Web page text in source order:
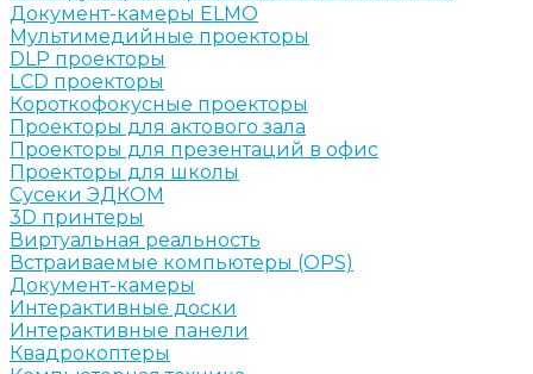
Документ-камеры ELMO
Мультимедийные проекторы
DLP проекторы
LCD проекторы
Короткофокусные проекторы
Проекторы для актового зала
Проекторы для презентаций в офис
Проекторы для школы
Сусеки ЭДКОМ
3D принтеры
Виртуальная реальность
Встраиваемые компьютеры (OPS)
Документ-камеры
Интерактивные доски
Интерактивные панели
Квадрокоптеры